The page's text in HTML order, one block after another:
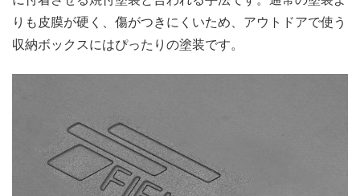
りも皮膜が硬く、傷がつきにくいため、アウトドアで使う
収納ボックスにはぴったりの塗装です。